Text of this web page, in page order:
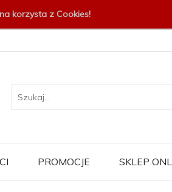
korzysta z Cookies!
PROMOCJE SKLEP